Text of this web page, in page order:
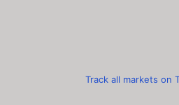
Track all markets on